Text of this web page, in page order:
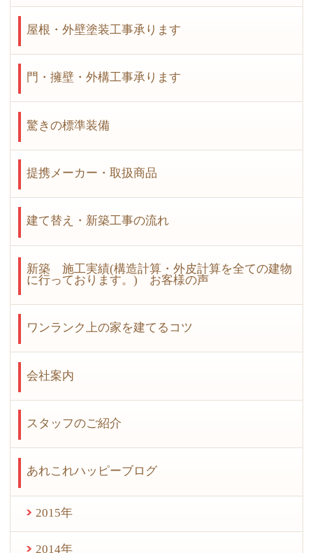
屋根・外壁塗装工事承ります
門・擁壁・外構工事承ります
驚きの標準装備
提携メーカー・取扱商品
建て替え・新築工事の流れ
新築 施工実績(構造計算・外皮計算を全ての建物
に行っております。) お客様の声
ワンランク上の家を建てるコツ
会社案内
スタッフのご紹介
あれこれハッピーブログ
2015年
2014年